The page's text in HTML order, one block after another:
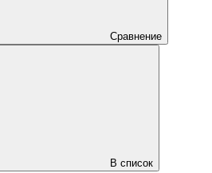
Сравнение
В список